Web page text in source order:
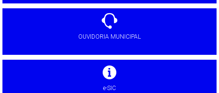
OUVIDORIA MUNICIPAL
e-SIC